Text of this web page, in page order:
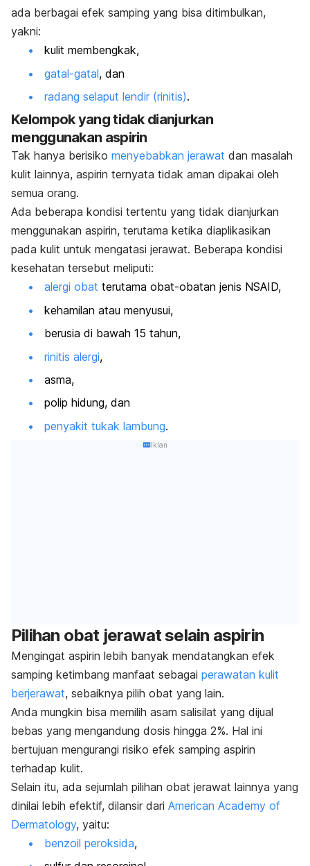
ada berbagai efek samping yang bisa ditimbulkan,
yakni:
kulit membengkak,
gatal-gatal, dan
radang selaput lendir (rinitis).
Kelompok yang tidak dianjurkan
menggunakan aspirin
Tak hanya berisiko menyebabkan jerawat dan masalah
kulit lainnya, aspirin ternyata tidak aman dipakai oleh
semua orang.
Ada beberapa kondisi tertentu yang tidak dianjurkan
menggunakan aspirin, terutama ketika diaplikasikan
pada kulit untuk mengatasi jerawat. Beberapa kondisi
kesehatan tersebut meliputi:
alergi obat terutama obat-obatan jenis NSAID,
kehamilan atau menyusui,
berusia di bawah 15 tahun,
rinitis alergi,
asma,
polip hidung, dan
penyakit tukak lambung.
Iklan
Pilihan obat jerawat selain aspirin
Mengingat aspirin lebih banyak mendatangkan efek
samping ketimbang manfaat sebagai perawatan kulit
berjerawat, sebaiknya pilih obat yang lain.
Anda mungkin bisa memilih asam salisilat yang dijual
bebas yang mengandung dosis hingga 2%. Hal ini
bertujuan mengurangi risiko efek samping aspirin
terhadap kulit.
Selain itu, ada sejumlah pilihan obat jerawat lainnya yang
dinilai lebih efektif, dilansir dari American Academy of
Dermatology, yaitu:
benzoil peroksida,